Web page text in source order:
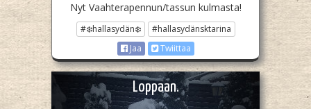
Nyt Vaahterapennun/tassun kulmasta!
#❄️hallasydän❄️
#hallasydänsktarina
Jaa
Twiittaa
Loppaan.